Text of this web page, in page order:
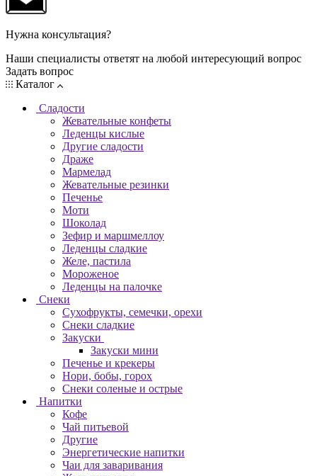
Нужна консультация?
Наши специалисты ответят на любой интересующий вопрос
Задать вопрос
Каталог
Сладости
Жевательные конфеты
Леденцы кислые
Другие сладости
Драже
Мармелад
Жевательные резинки
Печенье
Моти
Шоколад
Зефир и маршмеллоу
Леденцы сладкие
Желе, пастила
Мороженое
Леденцы на палочке
Снеки
Сухофрукты, семечки, орехи
Снеки сладкие
Закуски
Закуски мини
Печенье и крекеры
Нори, бобы, горох
Снеки соленые и острые
Напитки
Кофе
Чай питьевой
Другие
Энергетические напитки
Чаи для заваривания